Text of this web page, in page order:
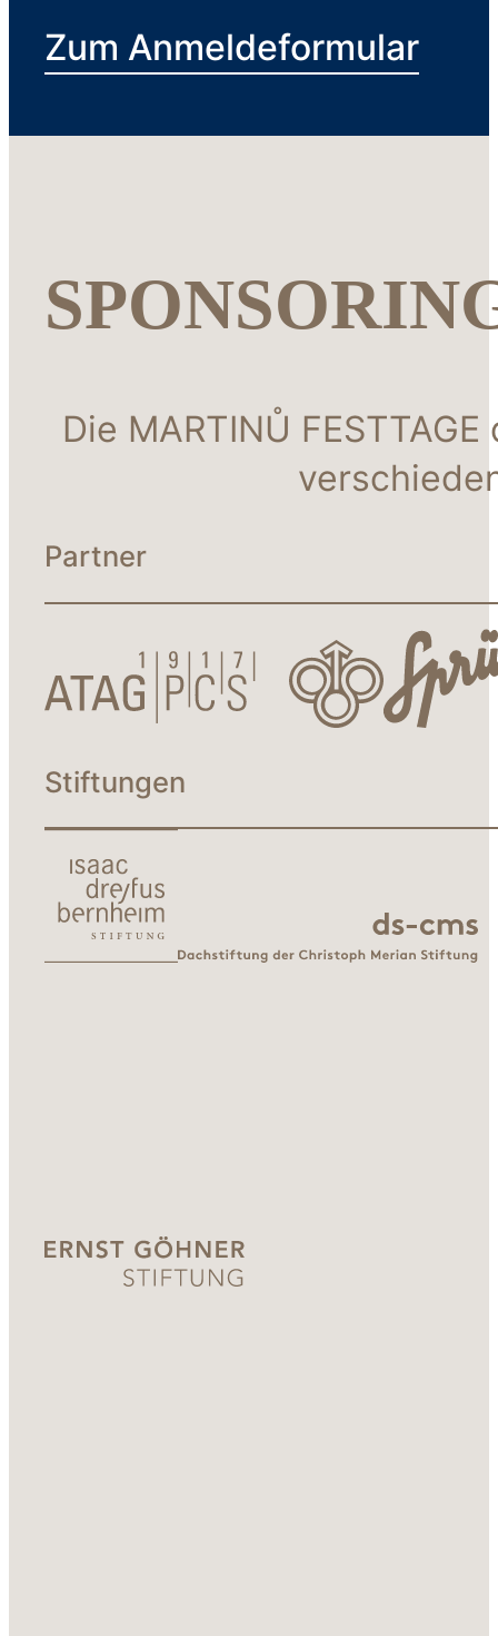
Zum Anmeldeformular
Die MARTINŮ
Partner
Stiftungen